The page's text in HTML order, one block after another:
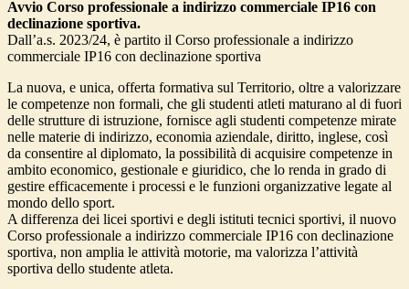
Avvio Corso professionale a indirizzo commerciale IP16 con
declinazione sportiva.
Dall’a.s. 2023/24, è partito il Corso professionale a indirizzo
commerciale IP16 con declinazione sportiva
La nuova, e unica, offerta formativa sul Territorio, oltre a valorizzare
le competenze non formali, che gli studenti atleti maturano al di fuori
delle strutture di istruzione, fornisce agli studenti competenze mirate
nelle materie di indirizzo, economia aziendale, diritto, inglese, così
da consentire al diplomato, la possibilità di acquisire competenze in
ambito economico, gestionale e giuridico, che lo renda in grado di
gestire efficacemente i processi e le funzioni organizzative legate al
mondo dello sport.
A differenza dei licei sportivi e degli istituti tecnici sportivi, il nuovo
Corso professionale a indirizzo commerciale IP16 con declinazione
sportiva, non amplia le attività motorie, ma valorizza l’attività
sportiva dello studente atleta.